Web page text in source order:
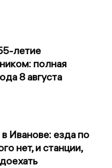
летие
полная
8 августа
Иванове: езда по
нет, и станции,